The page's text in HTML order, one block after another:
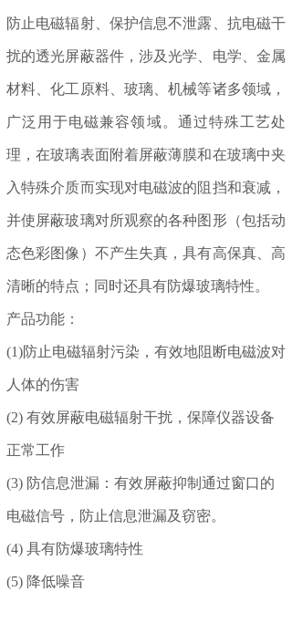
防止电磁辐射、保护信息不泄露、抗电磁干
扰的透光屏蔽器件，涉及光学、电学、金属
材料、化工原料、玻璃、机械等诸多领域，
广泛用于电磁兼容领域。通过特殊工艺处
理，在玻璃表面附着屏蔽薄膜和在玻璃中夹
入特殊介质而实现对电磁波的阻挡和衰减，
并使屏蔽玻璃对所观察的各种图形（包括动
态色彩图像）不产生失真，具有高保真、高
清晰的特点；同时还具有防爆玻璃特性。
产品功能：
(1)防止电磁辐射污染，有效地阻断电磁波对
人体的伤害
(2) 有效屏蔽电磁辐射干扰，保障仪器设备
正常工作
(3) 防信息泄漏：有效屏蔽抑制通过窗口的
电磁信号，防止信息泄漏及窃密。
(4) 具有防爆玻璃特性
(5) 降低噪音